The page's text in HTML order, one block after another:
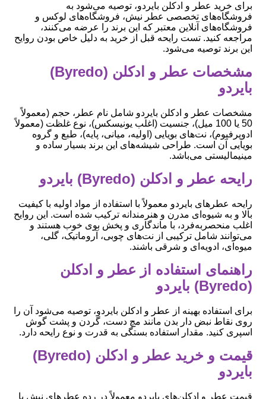
برای خرید عطر و ادکلن بایردو، توصیه می‌شود به
فروشگاه‌های تخصصی عطر نیش، فروشگاه‌های لوکس و
فروشگاه‌های آنلاین معتبر که این برند را عرضه می‌کنند،
مراجعه کنید. تست رایحه قبل از خرید به دلیل خاص بودن روایح
این برند توصیه می‌شود.
مشخصات عطر و ادکلن (Byredo)
بایردو
مشخصات عطر و ادکلن بایردو شامل نام عطر، حجم (معمولاً
50 یا 100 میل)، جنسیت (اغلب یونیسکس)، نوع غلظت (معمولاً
ادوپرفیوم)، نت‌های بویایی (اولیه، میانی، پایه)، طبع و گروه
بویایی آن است. طراحی شیشه‌های این برند بسیار ساده و
مینیمالیستی می‌باشد.
رایحه عطر و ادکلن (Byredo) بایردو
رایحه عطرهای بایردو معمولاً با استفاده از مواد اولیه با کیفیت
بالا و به شیوه‌ای مدرن و هنرمندانه ترکیب شده است. این روایح
اغلب منحصربه‌فرد، با ماندگاری و پخش بوی خوب هستند و
می‌توانند شامل ترکیبی از نت‌های چوبی، آروماتیک، گلی،
میوه‌ای، ادویه‌ای و شرقی باشند.
راهنمای استفاده از عطر و ادکلن
(Byredo) بایردو
برای استفاده بهینه از عطر و ادکلن بایردو، توصیه می‌شود آن را
روی نقاط نبض دار بدن مانند مچ دست، گردن و پشت گوش
اسپری کنید. مقدار استفاده بستگی به قدرت و نوع رایحه دارد.
قیمت و خرید عطر و ادکلن (Byredo)
بایردو
قیمت عطر و ادکلن‌های بایردو معمولاً در رده عطرهای نیش با